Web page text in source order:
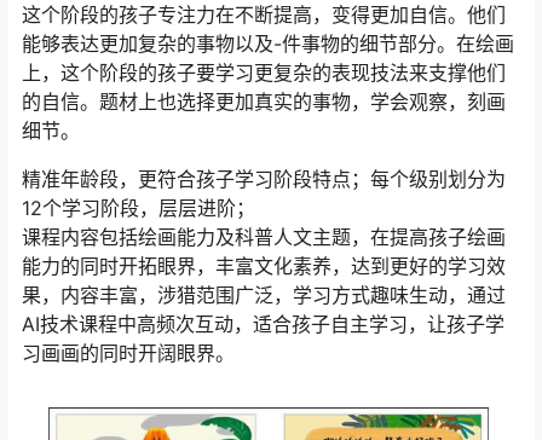
这个阶段的孩子专注力在不断提高，变得更加自信。他们
能够表达更加复杂的事物以及-件事物的细节部分。在绘画
上，这个阶段的孩子要学习更复杂的表现技法来支撑他们
的自信。题材上也选择更加真实的事物，学会观察，刻画
细节。
精准年龄段，更符合孩子学习阶段特点；每个级别划分为
12个学习阶段，层层进阶；
课程内容包括绘画能力及科普人文主题，在提高孩子绘画
能力的同时开拓眼界，丰富文化素养，达到更好的学习效
果，内容丰富，涉猎范围广泛，学习方式趣味生动，通过
AI技术课程中高频次互动，适合孩子自主学习，让孩子学
习画画的同时开阔眼界。